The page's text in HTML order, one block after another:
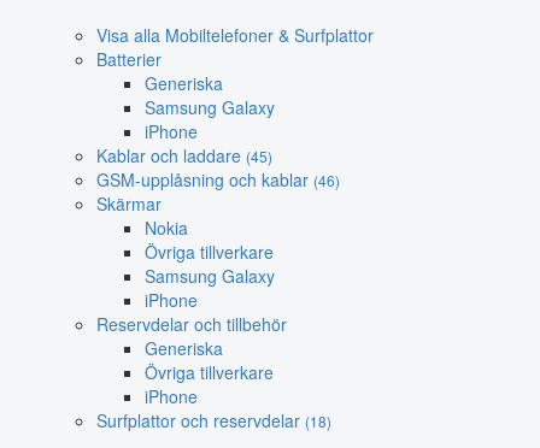
Visa alla Mobiltelefoner & Surfplattor
Batterier
Generiska
Samsung Galaxy
iPhone
Kablar och laddare (45)
GSM-upplåsning och kablar (46)
Skärmar
Nokia
Övriga tillverkare
Samsung Galaxy
iPhone
Reservdelar och tillbehör
Generiska
Övriga tillverkare
iPhone
Surfplattor och reservdelar (18)